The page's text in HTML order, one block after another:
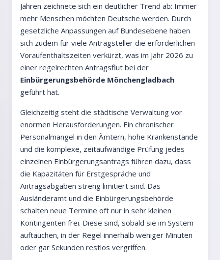
Jahren zeichnete sich ein deutlicher Trend ab: Immer
mehr Menschen möchten Deutsche werden. Durch
gesetzliche Anpassungen auf Bundesebene haben
sich zudem für viele Antragsteller die erforderlichen
Voraufenthaltszeiten verkürzt, was im Jahr 2026 zu
einer regelrechten Antragsflut bei der
Einbürgerungsbehörde Mönchengladbach
geführt hat.
Gleichzeitig steht die städtische Verwaltung vor
enormen Herausforderungen. Ein chronischer
Personalmangel in den Ämtern, hohe Krankenstände
und die komplexe, zeitaufwändige Prüfung jedes
einzelnen Einbürgerungsantrags führen dazu, dass
die Kapazitäten für Erstgespräche und
Antragsabgaben streng limitiert sind. Das
Ausländeramt und die Einbürgerungsbehörde
schalten neue Termine oft nur in sehr kleinen
Kontingenten frei. Diese sind, sobald sie im System
auftauchen, in der Regel innerhalb weniger Minuten
oder gar Sekunden restlos vergriffen.